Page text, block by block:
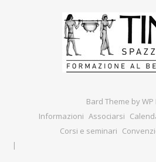
Bard Theme byWP
Informazioni Associarsi
Corsi e seminari